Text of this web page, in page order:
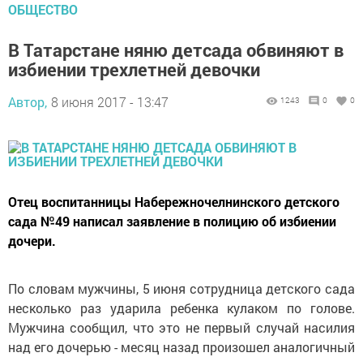
ОБЩЕСТВО
В Татарстане няню детсада обвиняют в
избиении трехлетней девочки
Автор, 8 июня 2017 - 13:47 1243 0 0
Отец воспитанницы Набережночелнинского детского
сада №49 написал заявление в полицию об избиении
дочери.
По словам мужчины, 5 июня сотрудница детского сада
несколько раз ударила ребенка кулаком по голове.
Мужчина сообщил, что это не первый случай насилия
над его дочерью - месяц назад произошел аналогичный